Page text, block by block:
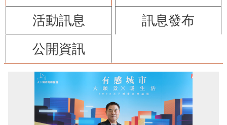
活動訊息
訊息發布
公開資訊